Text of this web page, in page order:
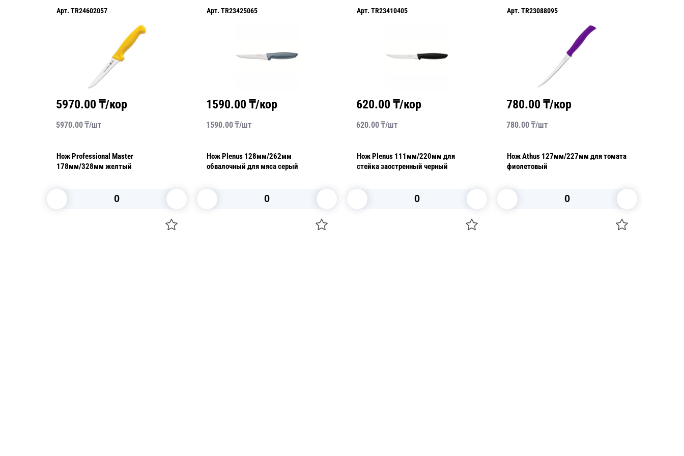
Арт. TR24602057
5970.00 ₸/кор
5970.00₸/шт
Нож Professional Master
178мм/328мм желтый
Арт. TR23425065
1590.00 ₸/кор
1590.00₸/шт
Нож Plenus 128мм/262мм
обвалочный для мяса серый
Арт. TR23410405
620.00 ₸/кор
620.00₸/шт
Нож Plenus 111мм/220мм для
стейка заостренный черный
Арт. TR23088095
780.00 ₸/кор
780.00₸/шт
Нож Athus 127мм/227мм для томата
фиолетовый